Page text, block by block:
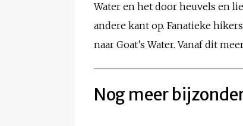
Water en het door heuvels en
andere kant op. Fanatieke
naar Goat’s Water. Vanaf dit
Nog meer